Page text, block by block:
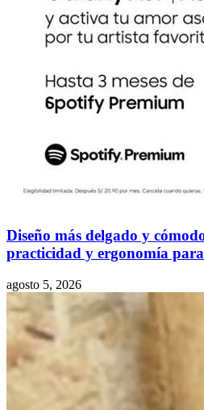
Diseño más delgado y
practicidad y ergonomía
agosto 5, 2026